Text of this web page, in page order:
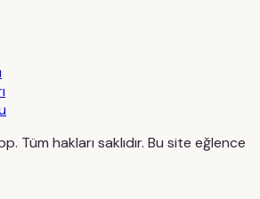
Tüm hakları saklıdır. Bu site eğlence